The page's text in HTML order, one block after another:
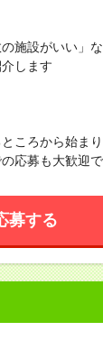
施設がいい」
します
ころから始ま
応募も大歓迎で
募する